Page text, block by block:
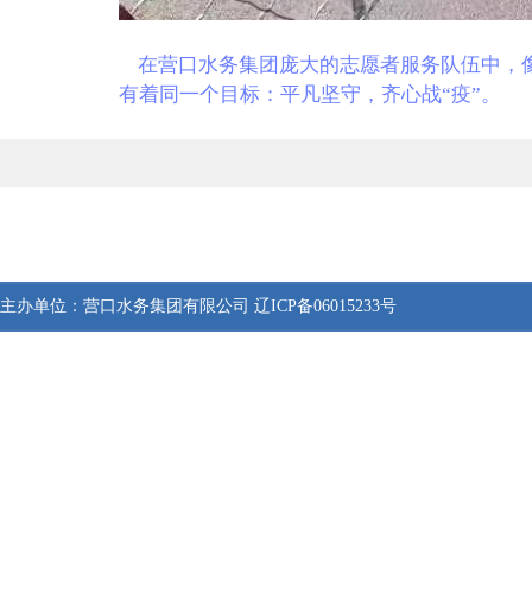
在营口水务集团庞大的志愿者服务队伍中，
有着同一个目标：平凡坚守，齐心战“疫”。
主办单位： 营口水务集团有限公司 辽ICP备06015233号